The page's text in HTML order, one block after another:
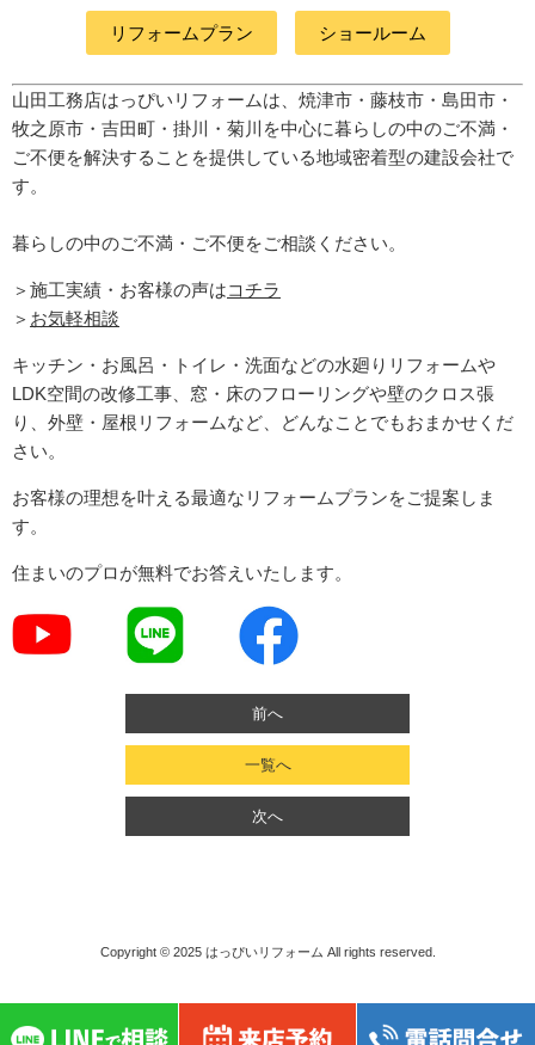
リフォームプラン ショールーム
山田工務店はっぴいリフォームは、焼津市・藤枝市・島田市・
牧之原市・吉田町 ・掛川・菊川 を中心に暮らしの中のご不満・
ご不便を解決することを提供している地域密着型の建設会社で
す。
暮らしの中のご不満・ご不便をご相談ください。
＞施工実績・お客様の声はコチラ
＞ お気軽相談
キッチン・お風呂・トイレ・洗面などの水廻りリフォームや
LDK空間の改修工事、窓・床のフローリングや壁のクロス張
り、外壁・屋根リフォームなど、どんなことでもおまかせくだ
さい。
お客様の理想を叶える最適なリフォームプランをご提案しま
す。
住まいのプロが無料でお答えいたします。
前へ
一覧へ
次へ
Copyright © 2025 はっぴいリフォーム All rights reserved.